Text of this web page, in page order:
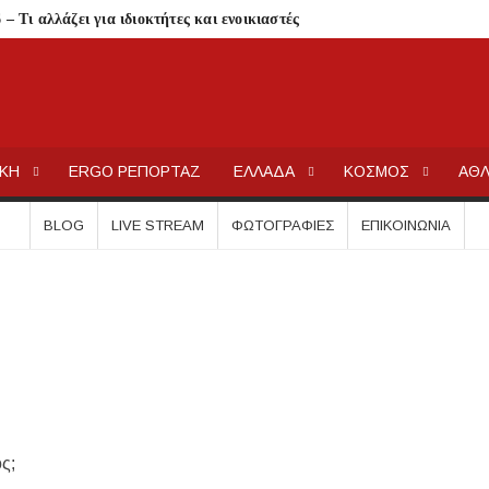
αλλάζει για ιδιοκτήτες και ενοικιαστές
και πρόστιμα μετά τους ελέγχους
Δικαίωση της διεκδίκησης του Δήμου Πολυγύρου
Μακεδονίας
ERGO ΡΕΠΟΡΤΑΖ ΕΛΛΑΔΑ ΚΟΣΜΟΣ
BLOG LIVE STREAM ΦΩΤΟΓΡΑΦΊΕΣ ΕΠΙΚΟΙΝΩΝΊΑ